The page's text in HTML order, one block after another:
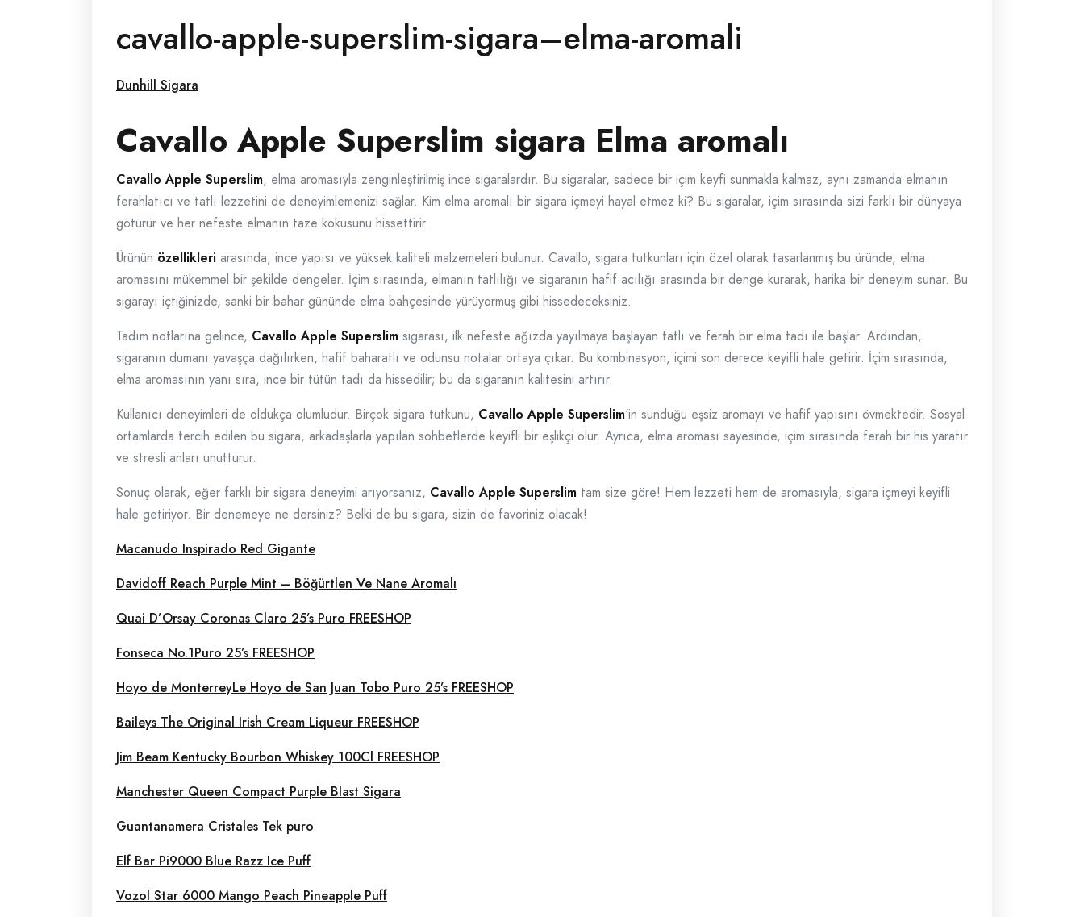
cavallo-apple-superslim-sigara–elma-aromali
Dunhill Sigara
Cavallo Apple Superslim sigara Elma aromalı
Cavallo Apple Superslim, elma aromasıyla zenginleştirilmiş ince sigaralardır. Bu sigaralar, sadece bir içim keyfi sunmakla kalmaz, aynı zamanda elmanın
ferahlatıcı ve tatlı lezzetini de deneyimlemenizi sağlar. Kim elma aromalı bir sigara içmeyi hayal etmez ki? Bu sigaralar, içim sırasında sizi farklı bir dünyaya
götürür ve her nefeste elmanın taze kokusunu hissettirir.
Ürünün özellikleri arasında, ince yapısı ve yüksek kaliteli malzemeleri bulunur. Cavallo, sigara tutkunları için özel olarak tasarlanmış bu üründe, elma
aromasını mükemmel bir şekilde dengeler. İçim sırasında, elmanın tatlılığı ve sigaranın hafif acılığı arasında bir denge kurarak, harika bir deneyim sunar. Bu
sigarayı içtiğinizde, sanki bir bahar gününde elma bahçesinde yürüyormuş gibi hissedeceksiniz.
Tadım notlarına gelince, Cavallo Apple Superslim sigarası, ilk nefeste ağızda yayılmaya başlayan tatlı ve ferah bir elma tadı ile başlar. Ardından,
sigaranın dumanı yavaşça dağılırken, hafif baharatlı ve odunsu notalar ortaya çıkar. Bu kombinasyon, içimi son derece keyifli hale getirir. İçim sırasında,
elma aromasının yanı sıra, ince bir tütün tadı da hissedilir; bu da sigaranın kalitesini artırır.
Kullanıcı deneyimleri de oldukça olumludur. Birçok sigara tutkunu, Cavallo Apple Superslim‘in sunduğu eşsiz aromayı ve hafif yapısını övmektedir. Sosyal
ortamlarda tercih edilen bu sigara, arkadaşlarla yapılan sohbetlerde keyifli bir eşlikçi olur. Ayrıca, elma aroması sayesinde, içim sırasında ferah bir his yaratır
ve stresli anları unutturur.
Sonuç olarak, eğer farklı bir sigara deneyimi arıyorsanız, Cavallo Apple Superslim tam size göre! Hem lezzeti hem de aromasıyla, sigara içmeyi keyifli
hale getiriyor. Bir denemeye ne dersiniz? Belki de bu sigara, sizin de favoriniz olacak!
Macanudo Inspirado Red Gigante
Davidoff Reach Purple Mint – Böğürtlen Ve Nane Aromalı
Quai D’Orsay Coronas Claro 25’s Puro FREESHOP
Fonseca No.1Puro 25’s FREESHOP
Hoyo de MonterreyLe Hoyo de San Juan Tobo Puro 25’s FREESHOP
Baileys The Original Irish Cream Liqueur FREESHOP
Jim Beam Kentucky Bourbon Whiskey 100Cl FREESHOP
Manchester Queen Compact Purple Blast Sigara
Guantanamera Cristales Tek puro
Elf Bar Pi9000 Blue Razz Ice Puff
Vozol Star 6000 Mango Peach Pineapple Puff